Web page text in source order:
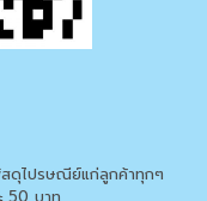
ดุไปรษณีย์แก่ลูกค้าทุกๆ